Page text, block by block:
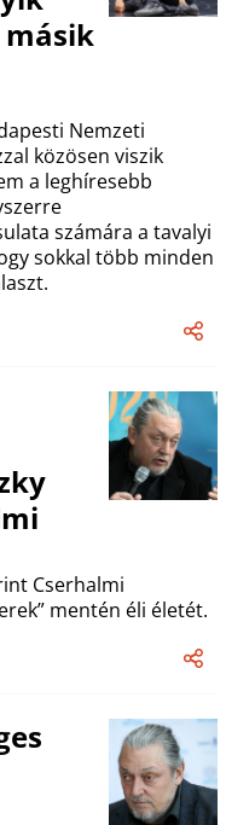
másik
Nemzeti
közösen viszik
a leghíresebb
számára a tavalyi
sokkal több minden
Cserhalmi
mentén éli életét.